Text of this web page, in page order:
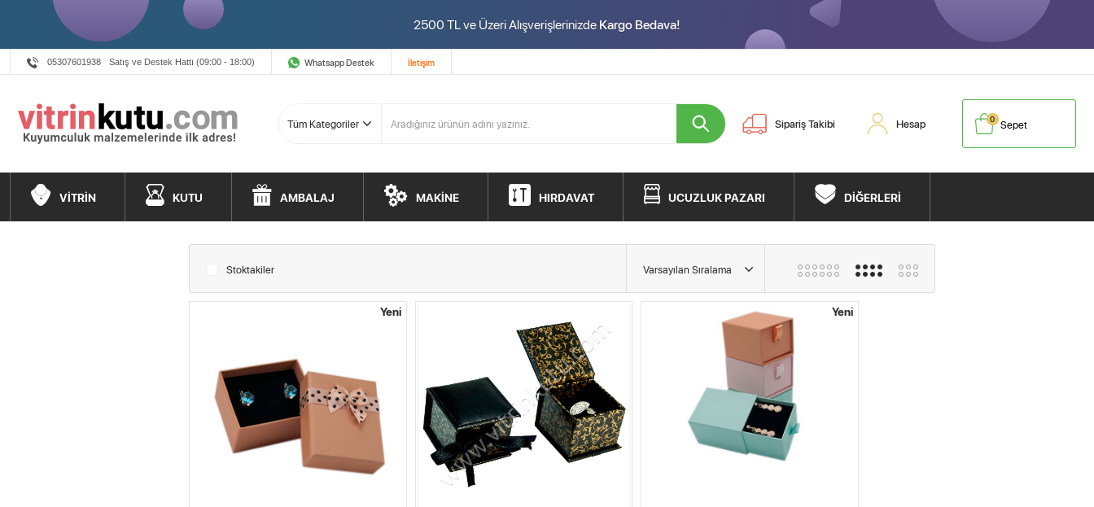
2500 TL ve Üzeri AlışverişlerinizdeKargo Bedava!
05307601938 Satış ve Destek Hattı (09:00 - 18:00) Whatsapp Destek İletişim
Sipariş Takibi Hesap Sepet
0
VİTRİN KUTU AMBALAJ MAKİNE HIRDAVAT UCUZLUK PAZARI DİĞERLERİ
Stoktakiler
Yeni Yeni